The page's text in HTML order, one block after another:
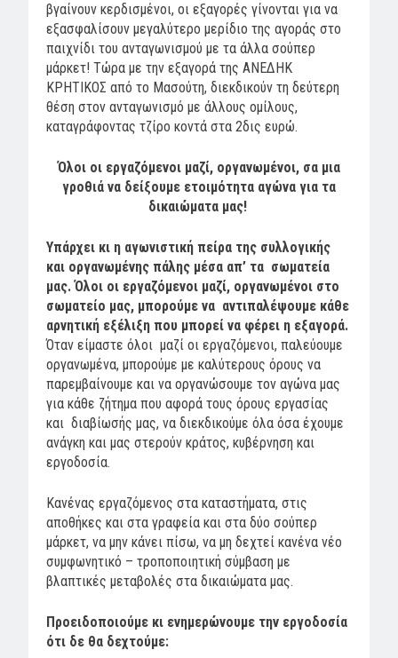
βγαίνουν κερδισμένοι, οι εξαγορές γίνονται για να
εξασφαλίσουν μεγαλύτερο μερίδιο της αγοράς στο
παιχνίδι του ανταγωνισμού με τα άλλα σούπερ
μάρκετ! Τώρα με την εξαγορά της ΑΝΕΔΗΚ
ΚΡΗΤΙΚΟΣ από το Μασούτη, διεκδικούν τη δεύτερη
θέση στον ανταγωνισμό με άλλους ομίλους,
καταγράφοντας τζίρο κοντά στα 2δις ευρώ.
Όλοι οι εργαζόμενοι μαζί, οργανωμένοι, σα μια
γροθιά να δείξουμε ετοιμότητα αγώνα για τα
δικαιώματα μας!
Υπάρχει κι η αγωνιστική πείρα της συλλογικής
και οργανωμένης πάλης μέσα απ’ τα σωματεία
μας. Όλοι οι εργαζόμενοι μαζί, οργανωμένοι στο
σωματείο μας, μπορούμε να αντιπαλέψουμε κάθε
αρνητική εξέλιξη που μπορεί να φέρει η εξαγορά.
Όταν είμαστε όλοι μαζί οι εργαζόμενοι, παλεύουμε
οργανωμένα, μπορούμε με καλύτερους όρους να
παρεμβαίνουμε και να οργανώσουμε τον αγώνα μας
για κάθε ζήτημα που αφορά τους όρους εργασίας
και διαβίωσής μας, να διεκδικούμε όλα όσα έχουμε
ανάγκη και μας στερούν κράτος, κυβέρνηση και
εργοδοσία.
Κανένας εργαζόμενος στα καταστήματα, στις
αποθήκες και στα γραφεία και στα δύο σούπερ
μάρκετ, να μην κάνει πίσω, να μη δεχτεί κανένα νέο
συμφωνητικό – τροποποιητική σύμβαση με
βλαπτικές μεταβολές στα δικαιώματα μας.
Προειδοποιούμε κι ενημερώνουμε την εργοδοσία
ότι δε θα δεχτούμε: